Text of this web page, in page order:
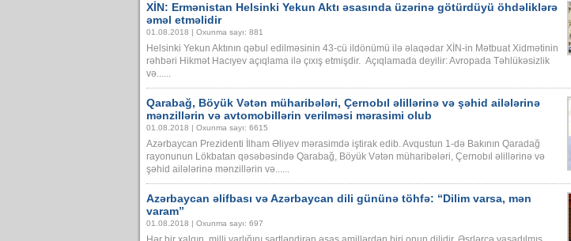
XİN: Ermənistan Helsinki Yekun Aktı əsasında üzərinə götürdüyü öhdəliklərə
əməl etməlidir
01.08.2018 | Oxunma sayı: 881
Helsinki Yekun Aktının qəbul edilməsinin 43-cü ildönümü ilə əlaqədar XİN-in Mətbuat Xidmətinin
rəhbəri Hikmət Hacıyev açıqlama ilə çıxış etmişdir. Açıqlamada deyilir: Avropada Təhlükəsizlik
və......
Qarabağ, Böyük Vətən müharibələri, Çernobıl əlillərinə və şəhid ailələrinə
mənzillərin və avtomobillərin verilməsi mərasimi olub
01.08.2018 | Oxunma sayı: 6615
Azərbaycan Prezidenti İlham Əliyev mərasimdə iştirak edib. Avqustun 1-də Bakının Qaradağ
rayonunun Lökbatan qəsəbəsində Qarabağ, Böyük Vətən müharibələri, Çernobıl əlillərinə və
şəhid ailələrinə mənzillərin və......
Azərbaycan əlifbası və Azərbaycan dili gününə töhfə: “Dilim varsa, mən
varam”
01.08.2018 | Oxunma sayı: 697